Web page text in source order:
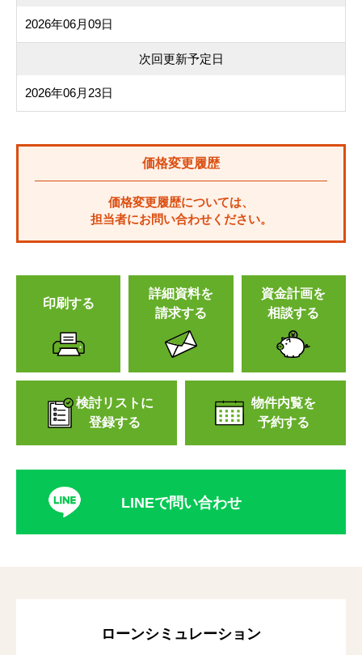
2026年06月09日
次回更新予定日
2026年06月23日
価格変更履歴
価格変更履歴については、
担当者にお問い合わせください。
印刷する
詳細資料を
請求する
資金計画を
相談する
検討リストに
登録する
物件内覧を
予約する
LINEで問い合わせ
ローンシミュレーション